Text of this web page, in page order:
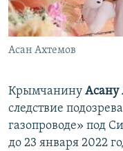
КРЫМ.НЕПОКОРЕННЫЙ
ELIFBE
УКРАИНСКАЯ
Асан Ахтемов
Крымчанину Асану
следствие
газопроводе» под
до 23 января 2022